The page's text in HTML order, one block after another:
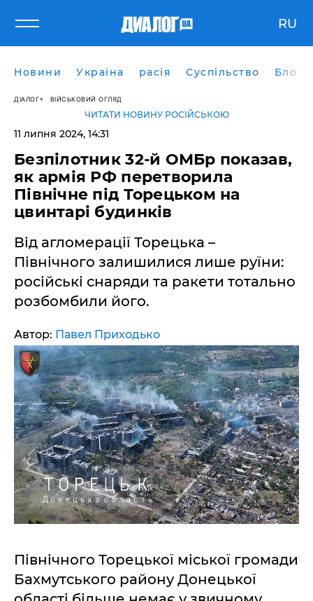
RU
Новини Україна расія Суспільство Блоги
ДІАЛОГ ВІЙСЬКОВИЙ ОГЛЯД
ЧИТАТИ НОВИНУ РОСІЙСЬКОЮ
11 липня 2024, 14:31
Безпілотник 32-й ОМБр показав,
як армія РФ перетворила
Північне під Торецьком на
цвинтарі будинків
Від агломерації Торецька –
Північного залишилися лише руїни:
російські снаряди та ракети тотально
розбомбили його.
Автор: Павел Приходько
Північного Торецької міської громади
Бахмутського району Донецької